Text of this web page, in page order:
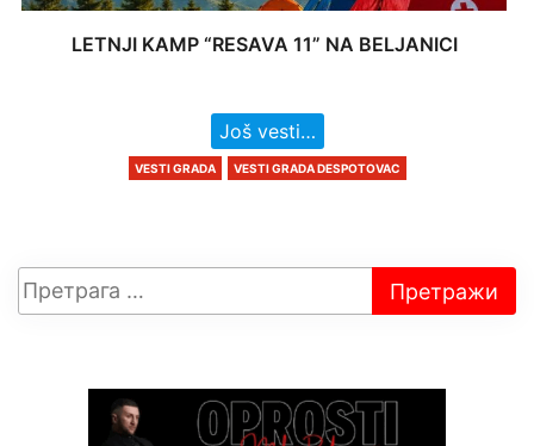
LETNJI KAMP “RESAVA 11” NA BELJANICI
Još vesti…
VESTI GRADA VESTI GRADA DESPOTOVAC